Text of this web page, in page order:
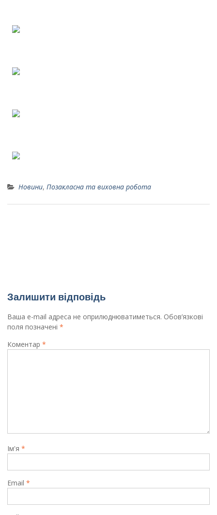
Новини, Позакласна та виховна робота
Залишити відповідь
Ваша e-mail адреса не оприлюднюватиметься. Обов’язкові
поля позначені *
Коментар *
Ім'я *
Email *